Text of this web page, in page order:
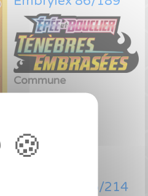
Commune
Embrylex 115/214